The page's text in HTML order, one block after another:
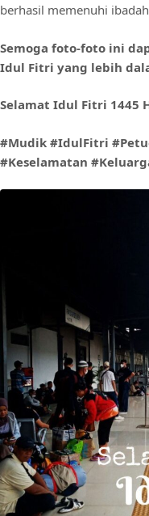
berhasil memenuhi
Semoga foto-foto ini
Idul Fitri yang lebih
Selamat Idul Fitri 1445
#Mudik #IdulFitri
#Keselamatan